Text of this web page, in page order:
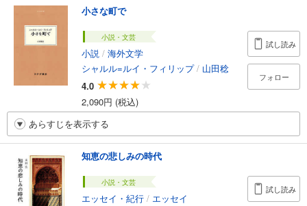
小さな町で
小説・文芸
小説 / 海外文学
シャルル=ルイ・フィリップ/ 山田稔
4.0
2,090円 (税込)
試し読み
フォロー
あらすじを表示する
知恵の悲しみの時代
小説・文芸
エッセイ・紀行 / エッセイ
試し読み